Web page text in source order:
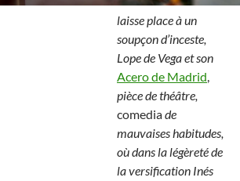
laisse place à un
soupçon d’inceste,
Lope de Vega et son
Acero de Madrid,
pièce de théâtre,
comediade
mauvaises habitudes,
où dans la légèreté de
la versification Inés